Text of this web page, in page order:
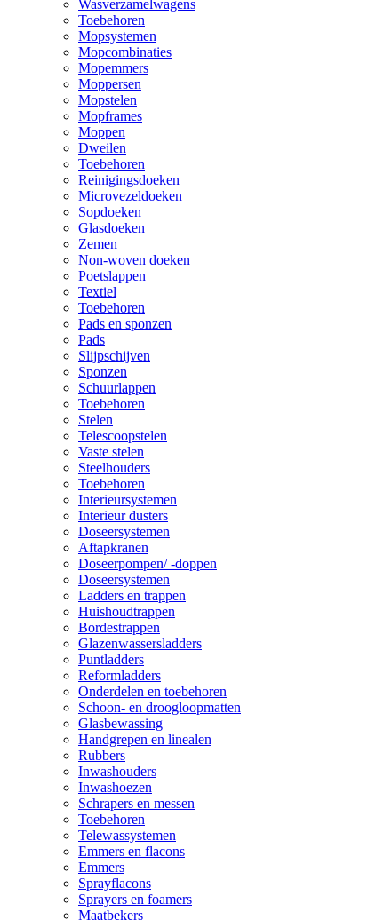
Wasverzamelwagens
Toebehoren
Mopsystemen
Mopcombinaties
Mopemmers
Moppersen
Mopstelen
Mopframes
Moppen
Dweilen
Toebehoren
Reinigingsdoeken
Microvezeldoeken
Sopdoeken
Glasdoeken
Zemen
Non-woven doeken
Poetslappen
Textiel
Toebehoren
Pads en sponzen
Pads
Slijpschijven
Sponzen
Schuurlappen
Toebehoren
Stelen
Telescoopstelen
Vaste stelen
Steelhouders
Toebehoren
Interieursystemen
Interieur dusters
Doseersystemen
Aftapkranen
Doseerpompen/ -doppen
Doseersystemen
Ladders en trappen
Huishoudtrappen
Bordestrappen
Glazenwassersladders
Puntladders
Reformladders
Onderdelen en toebehoren
Schoon- en droogloopmatten
Glasbewassing
Handgrepen en linealen
Rubbers
Inwashouders
Inwashoezen
Schrapers en messen
Toebehoren
Telewassystemen
Emmers en flacons
Emmers
Sprayflacons
Sprayers en foamers
Maatbekers